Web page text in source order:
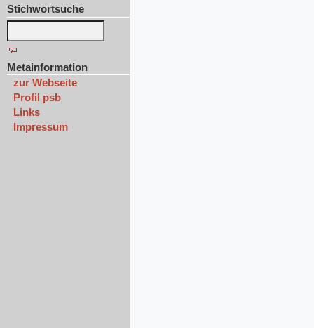
Stichwortsuche
Metainformation
zur Webseite
Profil psb
Links
Impressum